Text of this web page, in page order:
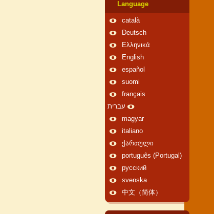
Language
català
Deutsch
Ελληνικά
English
español
suomi
français
עברית
magyar
italiano
ქართული
português (Portugal)
русский
svenska
中文（简体）